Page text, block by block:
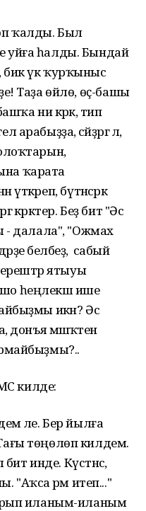
ҡалды. Был
уйға һалды. Бындай
үк ҡурҡыныс
Таҙа өйлө, өҫ-башы
ни кәрәк, тип
әсәйҙәргә лә,
ҡарата
үткәреп, бүтәнсәрәк
Беҙ бит "Әсә
- далала", "Ожмах
беләбеҙ, ә сабый
ятыуы
һеңлекәш ише
икән? Әсә
мәшәҡәтенә
килде:
әле. Бер йылға
төңөлөп килдем.
инде. Күстәнәс,
"Аҡса әрәм итеп..."
иланым-иланым